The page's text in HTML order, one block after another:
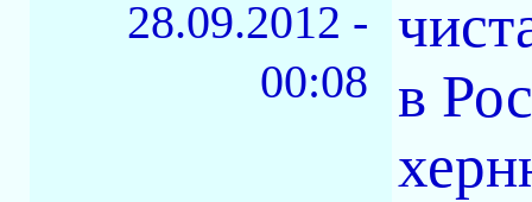
28.09.2012 -
00:08 в